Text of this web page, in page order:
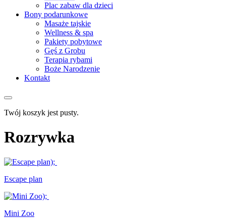
Plac zabaw dla dzieci
Bony podarunkowe
Masaże tajskie
Wellness & spa
Pakiety pobytowe
Gęś z Grobu
Terapia rybami
Boże Narodzenie
Kontakt
Twój koszyk jest pusty.
Rozrywka
Escape plan
Mini Zoo